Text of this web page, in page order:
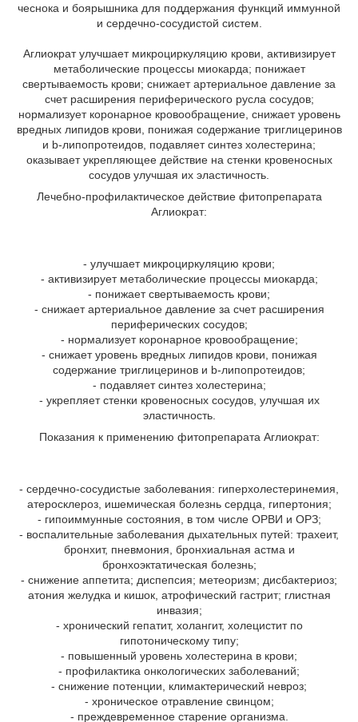
чеснока и боярышника для поддержания функций иммунной
и сердечно-сосудистой систем.
Аглиократ улучшает микроциркуляцию крови, активизирует
метаболические процессы миокарда; понижает
свертываемость крови; снижает артериальное давление за
счет расширения периферического русла сосудов;
нормализует коронарное кровообращение, снижает уровень
вредных липидов крови, понижая содержание триглицеринов
и b-липопротеидов, подавляет синтез холестерина;
оказывает укрепляющее действие на стенки кровеносных
сосудов улучшая их эластичность.
Лечебно-профилактическое действие фитопрепарата
Аглиократ:
- улучшает микроциркуляцию крови;
- активизирует метаболические процессы миокарда;
- понижает свертываемость крови;
- снижает артериальное давление за счет расширения
периферических сосудов;
- нормализует коронарное кровообращение;
- снижает уровень вредных липидов крови, понижая
содержание триглицеринов и b-липопротеидов;
- подавляет синтез холестерина;
- укрепляет стенки кровеносных сосудов, улучшая их
эластичность.
Показания к применению фитопрепарата Аглиократ:
- сердечно-сосудистые заболевания: гиперхолестеринемия,
атеросклероз, ишемическая болезнь сердца, гипертония;
- гипоиммунные состояния, в том числе ОРВИ и ОРЗ;
- воспалительные заболевания дыхательных путей: трахеит,
бронхит, пневмония, бронхиальная астма и
бронхоэктатическая болезнь;
- снижение аппетита; диспепсия; метеоризм; дисбактериоз;
атония желудка и кишок, атрофический гастрит; глистная
инвазия;
- хронический гепатит, холангит, холецистит по
гипотоническому типу;
- повышенный уровень холестерина в крови;
- профилактика онкологических заболеваний;
- снижение потенции, климактерический невроз;
- хроническое отравление свинцом;
- преждевременное старение организма.